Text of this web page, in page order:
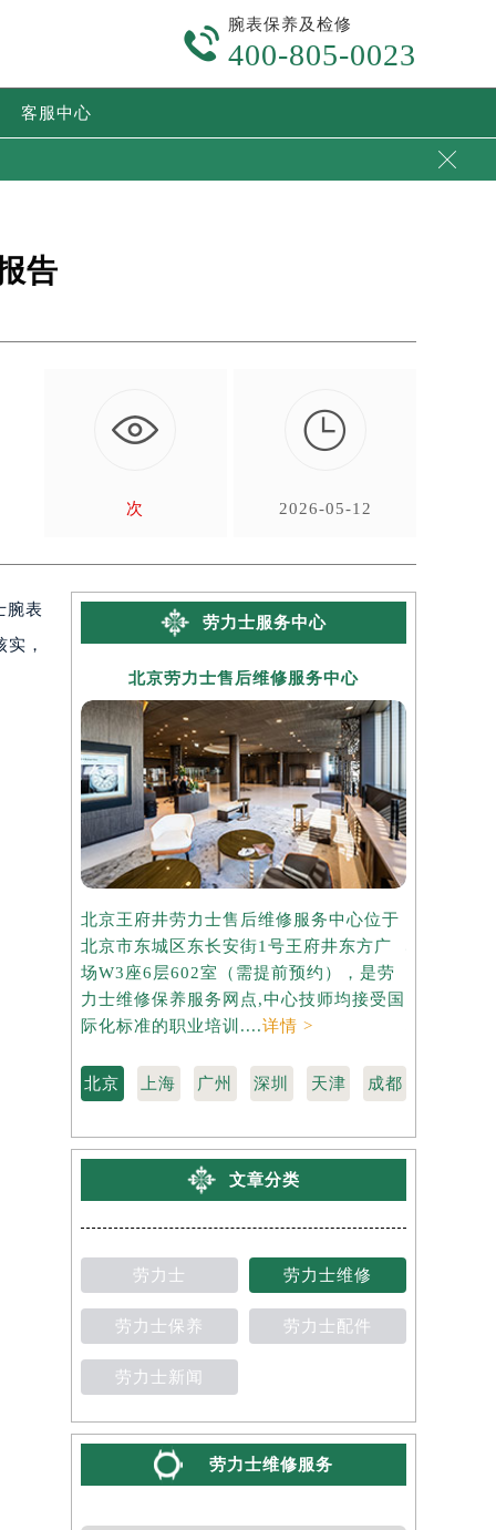

腕表保养及检修
400-805-0023
客服中心

告
次

2026-05-12
腕表
，
劳力士服务中心
北京劳力士售后维修服务中心
北京王府井劳力士售后维修服务中心位于
北京市东城区东长安街1号王府井东方广
场W3座6层602室（需提前预约），是劳
力士维修保养服务网点,中心技师均接受国
际化标准的职业培训....详情 >
北京 上海 广州 深圳 天津 成都
文章分类
劳力士 劳力士维修
劳力士保养 劳力士配件
劳力士新闻
劳力士维修服务